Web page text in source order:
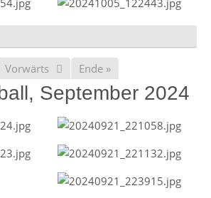
Vorwärts Ende »
September 2024